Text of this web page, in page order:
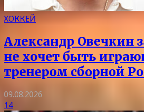
ХОККЕЙ
Александр Овечкин
не хочет быть
тренером сборной
09.08.2026
14